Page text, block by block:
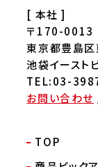
[ 本社 ]
〒170-0013
東京都豊島
池袋イースト
TEL:03-
お問い合わせ
TOP